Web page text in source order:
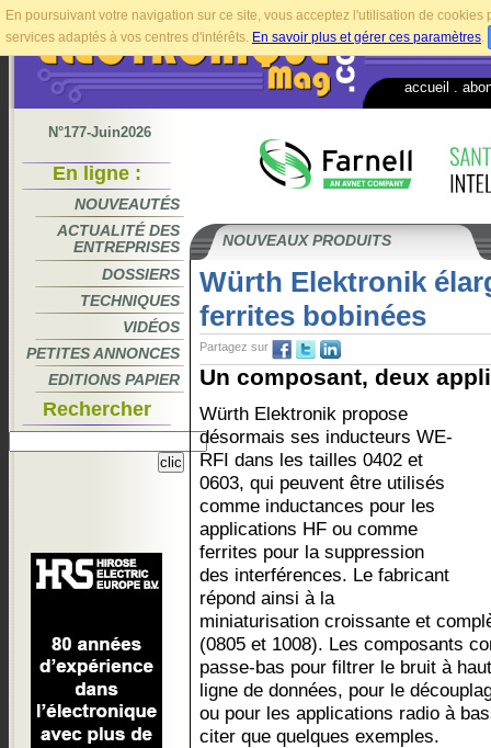
En poursuivant votre navigation sur ce site, vous acceptez l'utilisation de
services adaptés à vos centres d'intérêts. En savoir plus et gérer ces paramètres.
accueil
N°177-Juin2026
En ligne :
NOUVEAUTÉS
ACTUALITÉ DES
ENTREPRISES
DOSSIERS
TECHNIQUES
VIDÉOS
PETITES ANNONCES
EDITIONS PAPIER
Rechercher
NOUVEAUX PRODUITS
Würth Elektronik
ferrites bobinées
Partagez sur
Un composant, deux
Würth Elektronik propose
désormais ses inducteurs WE-
RFI dans les tailles 0402 et
0603, qui peuvent être utilisés
comme inductances pour les
applications HF ou comme
ferrites pour la suppression
des interférences. Le fabricant
répond ainsi à la
miniaturisation croissante et
(0805 et 1008). Les composants
passe-bas pour filtrer le bruit à
ligne de données, pour le
ou pour les applications radio à
citer que quelques exemples.